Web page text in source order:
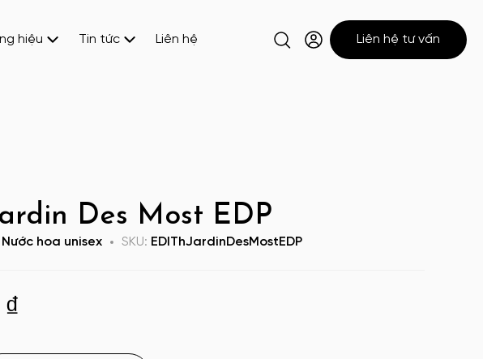
hiệu Tin tức Liên hệ Liên hệ tư vấn
Des Most EDP
Nước hoa unisex SKU: EDIThJardinDesMostEDP
₫